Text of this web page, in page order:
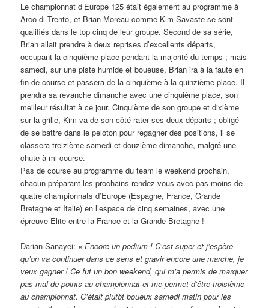
Le championnat d’Europe 125 était également au programme à
Arco di Trento, et Brian Moreau comme Kim Savaste se sont
qualifiés dans le top cinq de leur groupe. Second de sa série,
Brian allait prendre à deux reprises d’excellents départs,
occupant la cinquième place pendant la majorité du temps ; mais
samedi, sur une piste humide et boueuse, Brian ira à la faute en
fin de course et passera de la cinquième à la quinzième place. Il
prendra sa revanche dimanche avec une cinquième place, son
meilleur résultat à ce jour. Cinquième de son groupe et dixième
sur la grille, Kim va de son côté rater ses deux départs ; obligé
de se battre dans le peloton pour regagner des positions, il se
classera treizième samedi et douzième dimanche, malgré une
chute à mi course.
Pas de course au programme du team le weekend prochain,
chacun préparant les prochains rendez vous avec pas moins de
quatre championnats d’Europe (Espagne, France, Grande
Bretagne et Italie) en l’espace de cinq semaines, avec une
épreuve Elite entre la France et la Grande Bretagne !
Darian Sanayei: « Encore un podium ! C’est super et j’espère
qu’on va continuer dans ce sens et gravir encore une marche, je
veux gagner ! Ce fut un bon weekend, qui m’a permis de marquer
pas mal de points au championnat et me permet d’être troisième
au championnat. C’était plutôt boueux samedi matin pour les